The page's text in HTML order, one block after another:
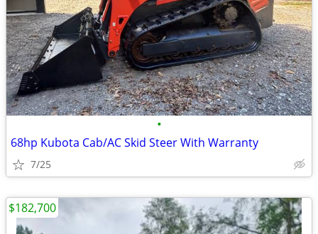
•
68hp Kubota Cab/AC Skid Steer With Warranty
7/25
$182,700